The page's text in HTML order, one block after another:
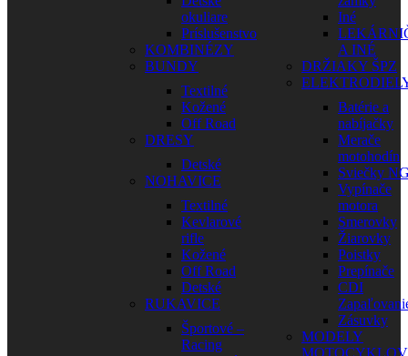
okuliare
Príslušenstvo
KOMBINÉZY
BUNDY
Textilné
Kožené
Off Road
DRESY
Detské
NOHAVICE
Textilné
Kevlarové
rifle
Kožené
Off Road
Detské
RUKAVICE
Športové –
Racing
Iné
A INÉ
DRŽIAKY ŠPZ
Batérie a
nabíjačky
Merače
motohodín
Sviečky
Vypínače
motora
Smerovky
Žiarovky
Poistky
Prepínače
CDI
Zásuvky
MODELY